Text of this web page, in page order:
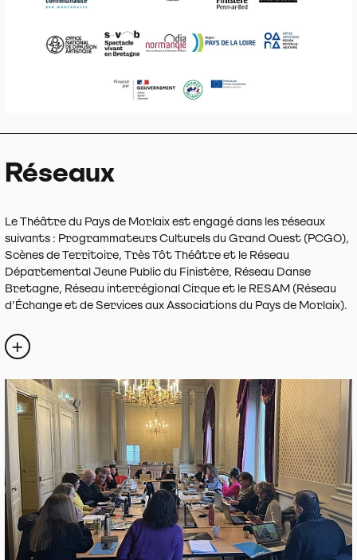
Réseaux
Le Théâtre du Pays de Morlaix est engagé dans les réseaux
suivants : Programmateurs Culturels du Grand Ouest (PCGO),
Scènes de Territoire, Très Tôt Théâtre et le Réseau
Départemental Jeune Public du Finistère, Réseau Danse
Bretagne, Réseau interrégional Cirque et le RESAM (Réseau
d’Échange et de Services aux Associations du Pays de Morlaix).